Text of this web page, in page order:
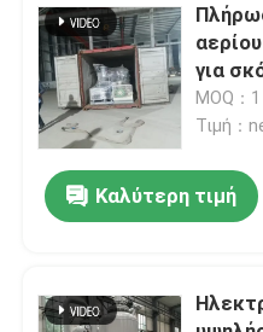
Επικοινωνήστε μαζί
Ειδήσεις
Ζητήστε μια προσφορά
Γεννήτρια αζώτου
για
MOQ：
Τιμή：
Καλύτερη τιμή